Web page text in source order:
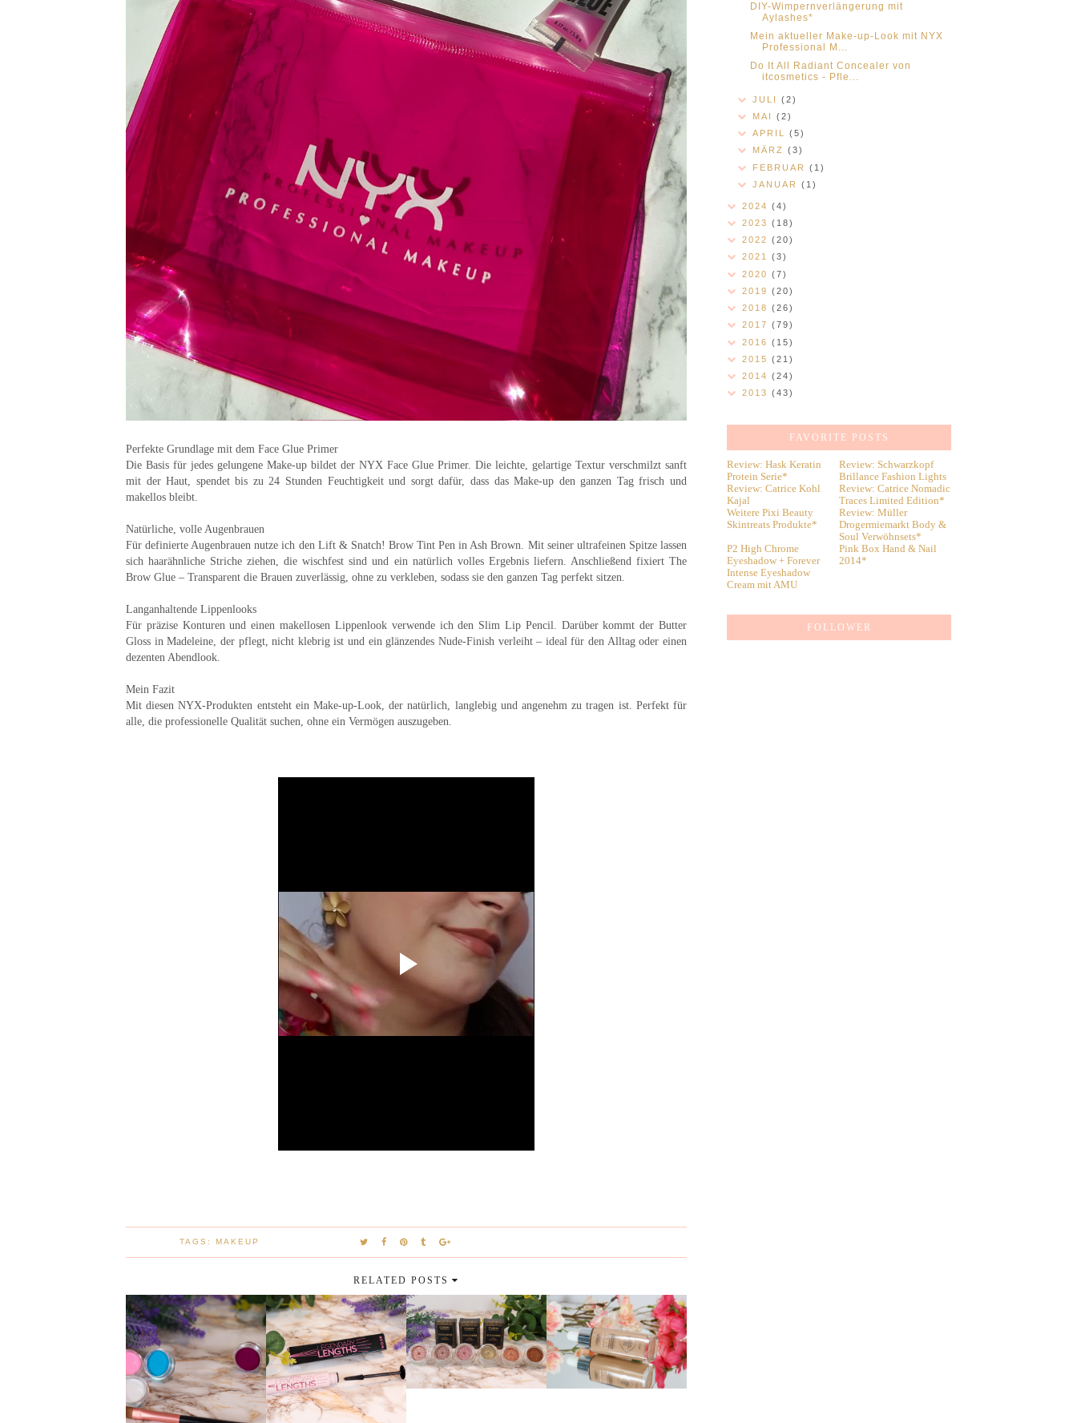
Perfekte Grundlage mit dem Face Glue Primer
Die Basis für jedes gelungene Make-up bildet der NYX Face Glue Primer. Die leichte, gelartige Textur verschmilzt sanft
mit der Haut, spendet bis zu 24 Stunden Feuchtigkeit und sorgt dafür, dass das Make-up den ganzen Tagfrisch und
makellos bleibt.
Natürliche, volle Augenbrauen
Für definierte Augenbrauen nutze ich den Lift & Snatch! Brow Tint Pen in Ash Brown. Mit seiner ultrafeinen Spitze lassen
sich haarähnliche Striche ziehen, die wischfest sind und ein natürlich volles Ergebnis liefern. Anschließend fixiert The
Brow Glue – Transparent die Brauen zuverlässig, ohne zu verkleben, sodass sie den ganzen Tag perfekt sitzen.
Langanhaltende Lippenlooks
Für präzise Konturen und einen makellosen Lippenlook verwende ich den Slim Lip Pencil. Darüber kommt der Butter
Gloss in Madeleine, der pflegt, nicht klebrig ist und ein glänzendes Nude-Finish verleiht – ideal für den Alltag oder einen
dezenten Abendlook.
Mein Fazit
Mit diesen NYX-Produkten entsteht ein Make-up-Look, dernatürlich, langlebig und angenehm zu tragen ist. Perfekt für
alle, die professionelle Qualität suchen, ohne ein Vermögen auszugeben.
TAGS: MAKEUP
RELATED POSTS
DIY-Wimpernverlängerung mit
Aylashes*
Mein aktueller Make-up-Look mit NYX
Professional M...
Do It All Radiant Concealer von
itcosmetics - Pfle...
JULI(2)
MAI(2)
APRIL(5)
MÄRZ(3)
FEBRUAR(1)
JANUAR(1)
2024 (4)
2023 (18)
2022 (20)
2021 (3)
2020 (7)
2019 (20)
2018 (26)
2017 (79)
2016 (15)
2015 (21)
2014 (24)
2013 (43)
FAVORITE POSTS
Review: Hask Keratin
Protein Serie*
Review: Schwarzkopf
Brillance Fashion Lights
Review: Catrice Kohl
Kajal
Review: Catrice Nomadic
Traces Limited Edition*
Weitere Pixi Beauty
Skintreats Produkte*
Review: Müller
Drogermiemarkt Body &
Soul Verwöhnsets*
P2 High Chrome
Eyeshadow + Forever
Intense Eyeshadow
Cream mit AMU
Pink Box Hand & Nail
2014*
FOLLOWER